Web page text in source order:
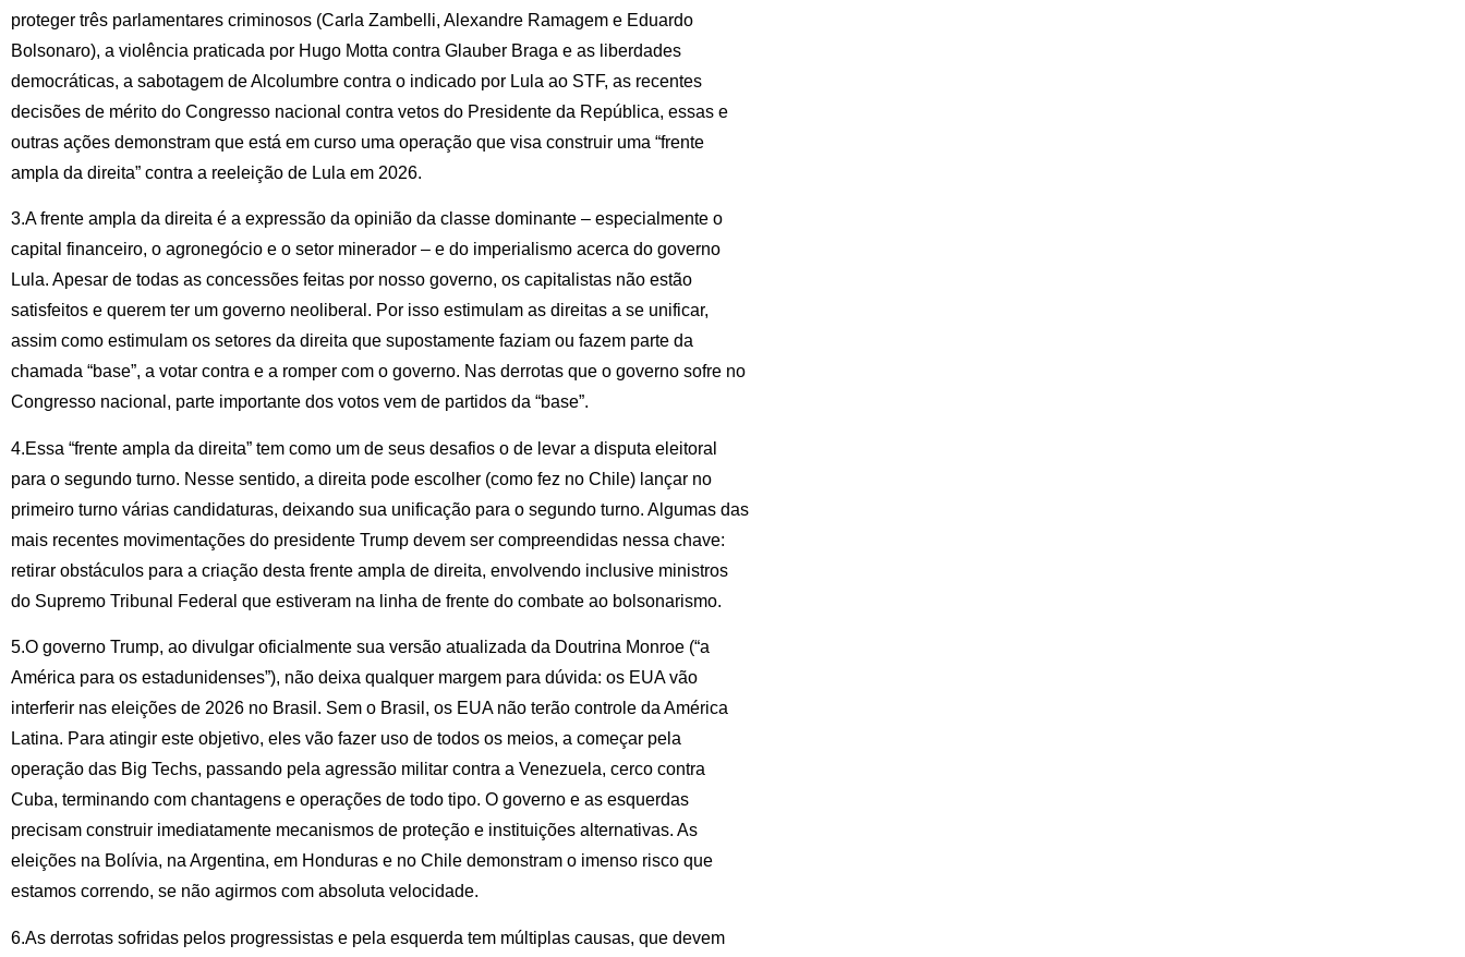
proteger três parlamentares criminosos (Carla Zambelli, Alexandre Ramagem e Eduardo
Bolsonaro), a violência praticada por Hugo Motta contra Glauber Braga e as liberdades
democráticas, a sabotagem de Alcolumbre contra o indicado por Lula ao STF, as recentes
decisões de mérito do Congresso nacional contra vetos do Presidente da República, essas e
outras ações demonstram que está em curso uma operação que visa construir uma “frente
ampla da direita” contra a reeleição de Lula em 2026.
3.A frente ampla da direita é a expressão da opinião da classe dominante – especialmente o
capital financeiro, o agronegócio e o setor minerador – e do imperialismo acerca do governo
Lula. Apesar de todas as concessões feitas por nosso governo, os capitalistas não estão
satisfeitos e querem ter um governo neoliberal. Por isso estimulam as direitas a se unificar,
assim como estimulam os setores da direita que supostamente faziam ou fazem parte da
chamada “base”, a votar contra e a romper com o governo. Nas derrotas que o governo sofre no
Congresso nacional, parte importante dos votos vem de partidos da “base”.
4.Essa “frente ampla da direita” tem como um de seus desafios o de levar a disputa eleitoral
para o segundo turno. Nesse sentido, a direita pode escolher (como fez no Chile) lançar no
primeiro turno várias candidaturas, deixando sua unificação para o segundo turno. Algumas das
mais recentes movimentações do presidente Trump devem ser compreendidas nessa chave:
retirar obstáculos para a criação desta frente ampla de direita, envolvendo inclusive ministros
do Supremo Tribunal Federal que estiveram na linha de frente do combate ao bolsonarismo.
5.O governo Trump, ao divulgar oficialmente sua versão atualizada da Doutrina Monroe (“a
América para os estadunidenses”), não deixa qualquer margem para dúvida: os EUA vão
interferir nas eleições de 2026 no Brasil. Sem o Brasil, os EUA não terão controle da América
Latina. Para atingir este objetivo, eles vão fazer uso de todos os meios, a começar pela
operação das Big Techs, passando pela agressão militar contra a Venezuela, cerco contra
Cuba, terminando com chantagens e operações de todo tipo. O governo e as esquerdas
precisam construir imediatamente mecanismos de proteção e instituições alternativas. As
eleições na Bolívia, na Argentina, em Honduras e no Chile demonstram o imenso risco que
estamos correndo, se não agirmos com absoluta velocidade.
6.As derrotas sofridas pelos progressistas e pela esquerda tem múltiplas causas, que devem